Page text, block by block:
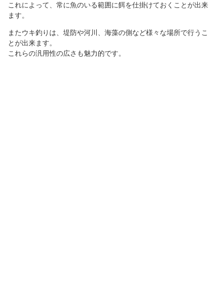
これによって、常に魚のいる範囲に餌を仕掛けておくことが出来
ます。
またウキ釣りは、堤防や河川、海藻の側など様々な場所で行うこ
とが出来ます。
これらの汎用性の広さも魅力的です。